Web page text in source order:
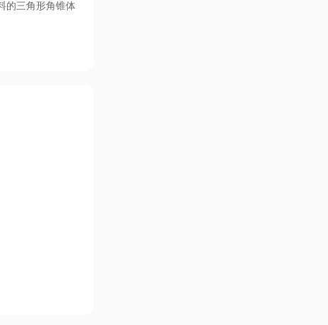
的三角形角锥体